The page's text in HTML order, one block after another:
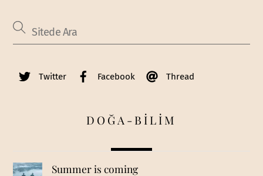
Twitter Facebook Thread
DOĞA-BİLİM
Summer is coming